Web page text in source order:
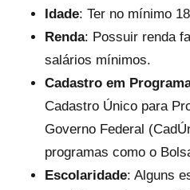
Idade: Ter no mínimo
Renda: Possuir renda
salários mínimos.
Cadastro em
Cadastro Único para
Governo Federal
programas como o
Escolaridade: Alguns